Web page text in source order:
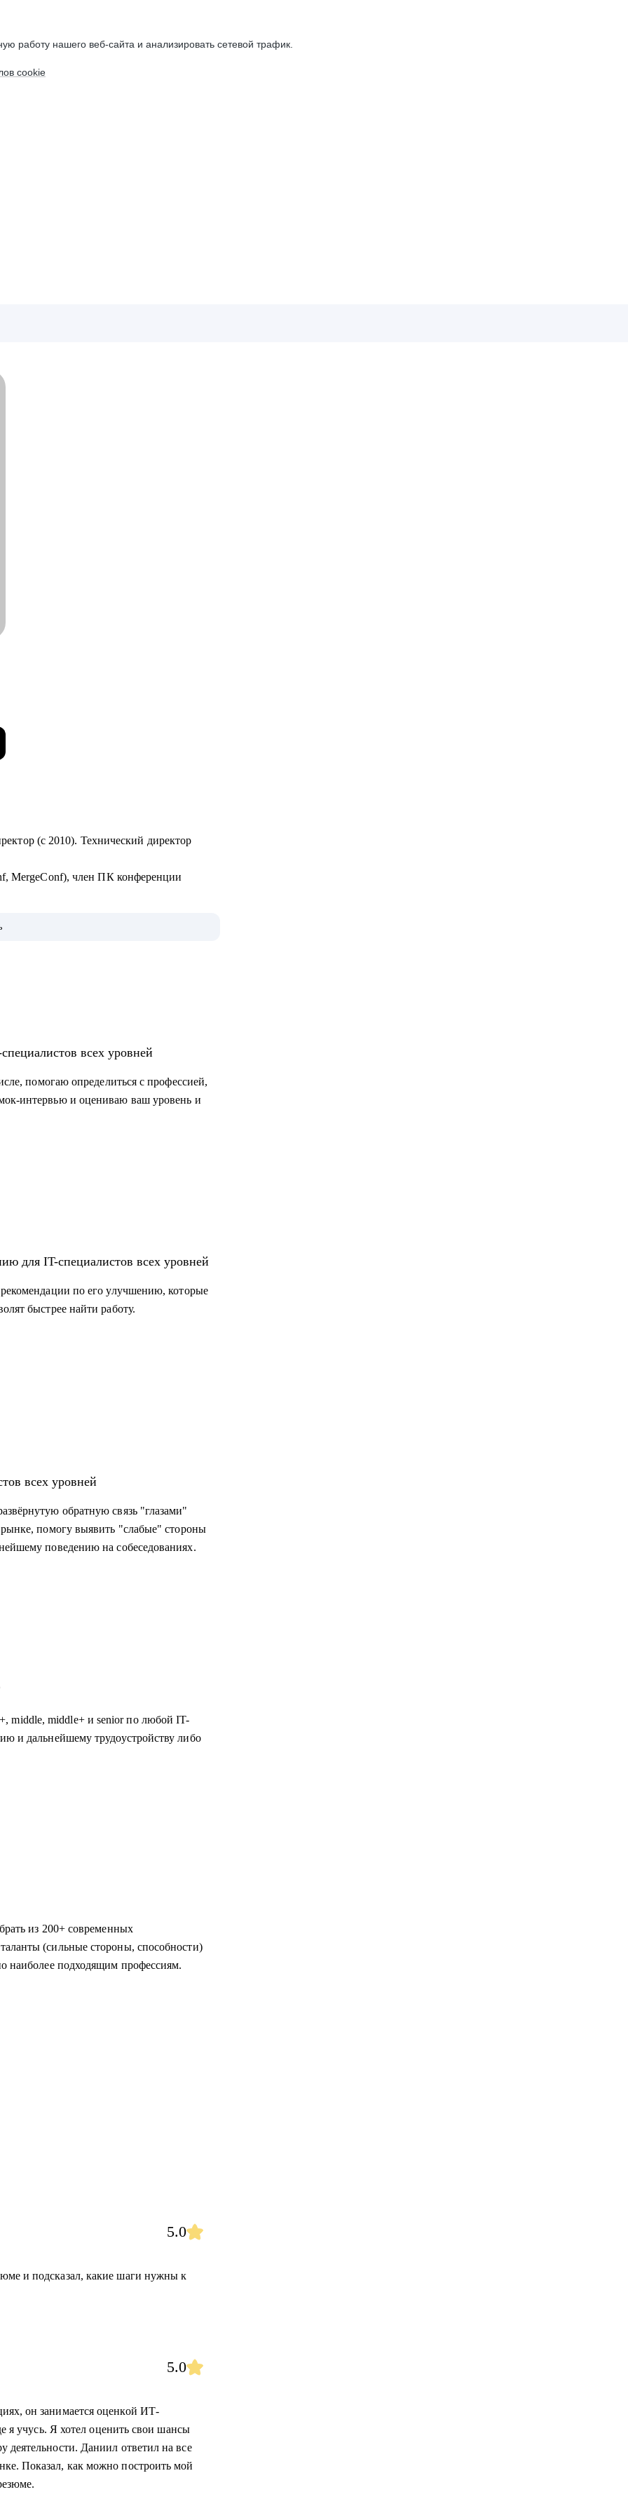
работу нашего веб-сайта и анализировать сетевой трафик.
cookie
(с 2010). Технический директор
MergeConf), член ПК конференции
ИнноТех, GeekBrains, SkillFactory,
ICF).
с данными (Data Science, Data Analysis,
проектами и продуктами.
всех уровней
помогаю определиться с профессией,
интервью и оцениваю ваш уровень и
для IT-специалистов всех уровней
по его улучшению, которые
быстрее найти работу.
всех уровней
обратную связь "глазами"
помогу выявить "слабые" стороны
поведению на собеседованиях.
middle, middle+ и senior по любой IT-
и дальнейшему трудоустройству либо
из 200+ современных
(сильные стороны, способности)
наиболее подходящим профессиям.
5.0
и подсказал, какие шаги нужны к
5.0
он занимается оценкой ИТ-
я учусь. Я хотел оценить свои шансы
Даниил ответил на все
Показал, как можно построить мой